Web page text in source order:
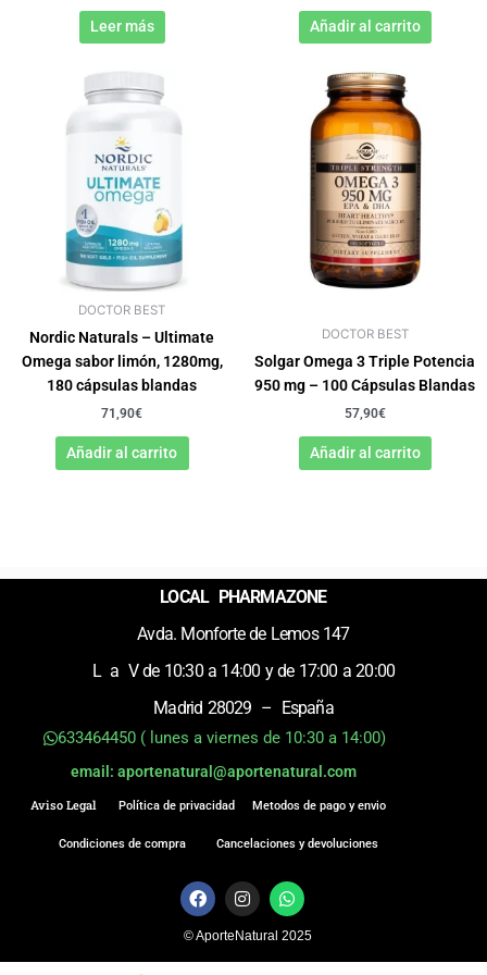
Leer más Añadir al carrito
DOCTOR BEST
Nordic Naturals – Ultimate
Omega sabor limón, 1280mg,
180 cápsulas blandas
71,90€
Añadir al carrito
DOCTOR BEST
Solgar Omega 3 Triple Potencia
950 mg – 100 Cápsulas Blandas
57,90€
Añadir al carrito
LOCAL PHARMAZONE
Avda. Monforte de Lemos 147
L a V de 10:30 a 14:00 y de 17:00 a 20:00
Madrid 28029 – España
633464450 ( lunes a viernes de 10:30 a 14:00)
email: aportenatural@aportenatural.com
Aviso Legal Política de privacidad
Condiciones de compra
Metodos de pago y envio
Cancelaciones y devoluciones
F
a
e
b
I
n
t
a
W
h
t
s
© AporteNatural 2025